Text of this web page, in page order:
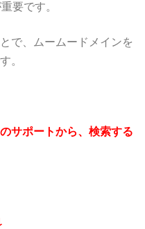
要です。
で、ムームードメインを
。
サポートから、検索する